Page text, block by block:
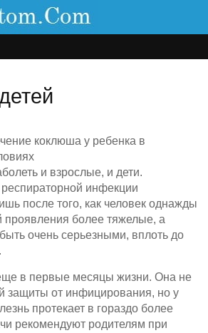
коклюша у ребенка в
и взрослые, и дети.
инфекции
после того, как человек однажды
проявления более тяжелые, а
очень серьезными, вплоть до
в первые месяцы жизни. Она не
защиты от инфицирования, но у
протекает в гораздо более
рекомендуют родителям при